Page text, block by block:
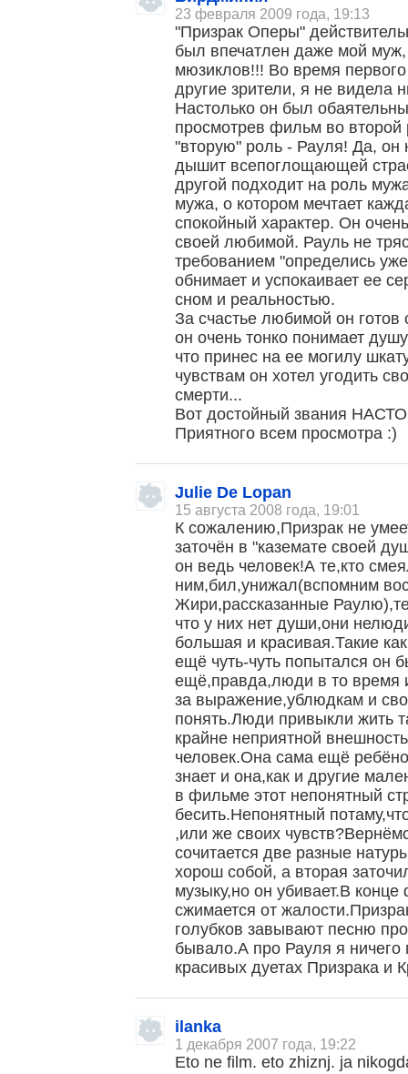
23 февраля 2009 года, 19:13
"Призрак Оперы"
был впечатлен даже мой
мюзиклов!!! Во время
другие зрители, я не видела
Настолько он был
просмотрев фильм во
"вторую" роль - Рауля! Да, он
дышит всепоглощающей
другой подходит на роль
мужа, о котором мечтает
спокойный характер. Он
своей любимой. Рауль не
требованием "определись
обнимает и успокаивает ее
сном и реальностью.
За счастье любимой он готов
он очень тонко понимает
что принес на ее могилу
чувствам он хотел угодить
смерти...
Вот достойный звания
Приятного всем просмотра :)
Julie De Lopan
15 августа 2008 года, 19:01
К сожалению,Призрак не
заточён в "каземате своей
он ведь человек!А те,кто
ним,бил,унижал(вспомним
Жири,рассказанные
что у них нет души,они
большая и красивая.Такие
ещё чуть-чуть попытался он
ещё,правда,люди в то время
за выражение,ублюдкам и
понять.Люди привыкли жить
крайне неприятной
человек.Она сама ещё
знает и она,как и другие
в фильме этот непонятный
бесить.Непонятный
,или же своих
сочитается две разные
хорош собой, а вторая
музыку,но он убивает.В
сжимается от
голубков завывают песню
бывало.А про Рауля я ничего
красивых дуетах Призрака и
ilanka
1 декабря 2007 года, 19:22
Eto ne film. eto zhiznj. ja